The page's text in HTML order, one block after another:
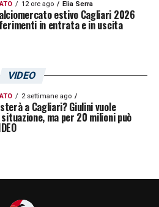
12 ore ago Elia Serra
estivo Cagliari 2026
in entrata e in uscita
VIDEO
2 settimane ago
a Cagliari? Giulini vuole
ma per 20 milioni può